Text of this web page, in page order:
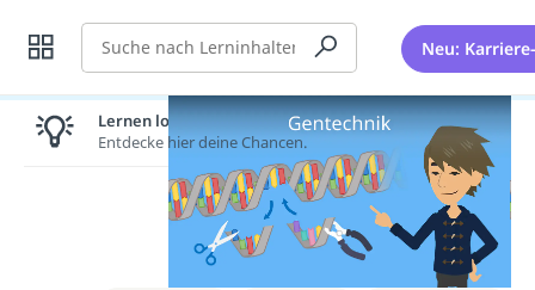
Suche Neu:
Lernen lohnt sich!
Entdecke hier deine Chancen.